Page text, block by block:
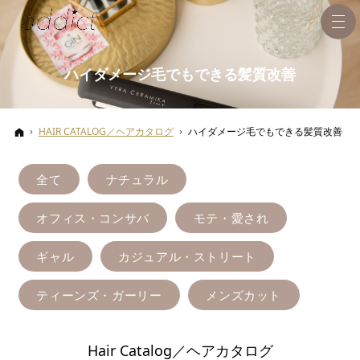
ハイダメージ毛でもできる髪質改善
ホーム
HAIR CATALOG／ヘアカタログ ハイダメージ毛でもできる髪質改善
全て ナチュラル
オフィス・コンサバ モテ・愛され
ギャル カジュアル・ストリート
ティーンズ・ガーリー メンズカット
Hair Catalog／ヘアカタログ